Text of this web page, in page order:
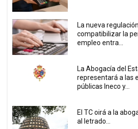
La nueva
compatibilizar la
empleo entra...
La Abogacía del
representará a las
públicas Ineco y...
El TC oirá a la
al letrado...